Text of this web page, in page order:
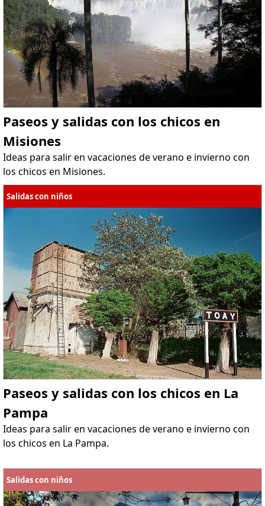
Paseos y salidas con los chicos en
Misiones
Ideas para salir en vacaciones de verano e invierno con
los chicos en Misiones.
Salidas con niños
Paseos y salidas con los chicos en La
Pampa
Ideas para salir en vacaciones de verano e invierno con
los chicos en La Pampa.
Salidas con niños